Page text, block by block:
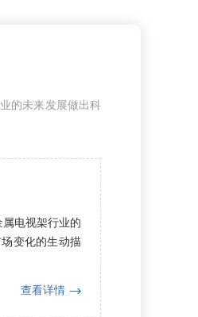
的未来发展做出科
电视架行业的
变化的生动描
查看详情